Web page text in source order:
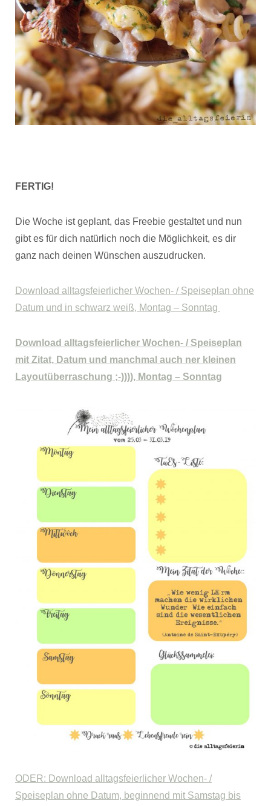
FERTIG!
Die Woche ist geplant, das Freebie gestaltet und nun
gibt es für dich natürlich noch die Möglichkeit, es dir
ganz nach deinen Wünschen auszudrucken.
Download alltagsfeierlicher Wochen- / Speiseplan ohne
Datum und in schwarz weiß, Montag – Sonntag
Download alltagsfeierlicher Wochen- / Speiseplan
mit Zitat, Datum und manchmal auch ner kleinen
Layoutüberraschung ;-)))), Montag – Sonntag
ODER: Download alltagsfeierlicher Wochen- /
Speiseplan ohne Datum, beginnend mit Samstag bis